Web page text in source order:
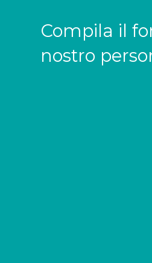
Compila il
nostro